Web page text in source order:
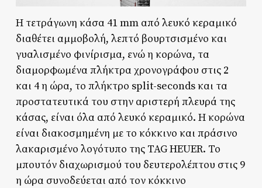
Η τετράγωνη κάσα 41 mm από λευκό κεραμικό
διαθέτει αμμοβολή, λεπτό βουρτσισμένο και
γυαλισμένο φινίρισμα, ενώ η κορώνα, τα
διαμορφωμένα πλήκτρα χρονογράφου στις 2
και 4 η ώρα, το πλήκτρο split-seconds και τα
προστατευτικά του στην αριστερή πλευρά της
κάσας, είναι όλα από λευκό κεραμικό. Η κορώνα
είναι διακοσμημένη με το κόκκινο και πράσινο
λακαρισμένο λογότυπο της TAG HEUER. Το
μπουτόν διαχωρισμού του δευτερολέπτου στις 9
η ώρα συνοδεύεται από τον κόκκινο